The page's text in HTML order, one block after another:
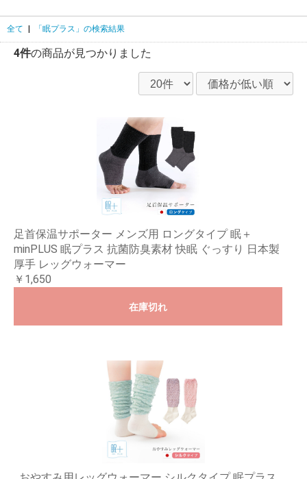
全て 「眠プラス」の検索結果
4件の商品が見つかりました
足首保温サポーター メンズ用 ロングタイプ 眠＋
minPLUS 眠プラス 抗菌防臭素材 快眠 ぐっすり 日本製
厚手 レッグウォーマー
￥1,650
在庫切れ